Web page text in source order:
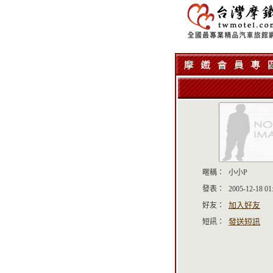
暱稱：
小小P
發表：
2005-12-18
好友：
加入好友
短訊： 發送短訊